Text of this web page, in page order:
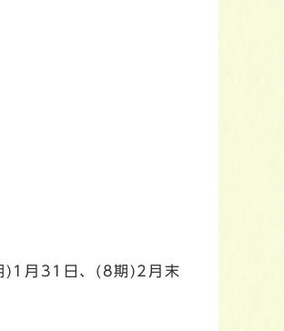
月31日、(8期)2月末